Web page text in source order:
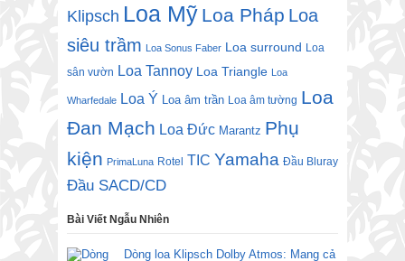
Klipsch Loa Mỹ Loa Pháp Loa
siêu trầm Loa Sonus Faber Loa surround Loa
sân vườn Loa Tannoy Loa Triangle Loa
Wharfedale Loa Ý Loa âm trần Loa âm tường Loa
Đan Mạch Loa Đức Marantz Phụ
kiện PrimaLuna Rotel TIC Yamaha Đầu Bluray
Đầu SACD/CD
Bài Viết Ngẫu Nhiên
Dòng loa Klipsch Dolby Atmos: Mang cả